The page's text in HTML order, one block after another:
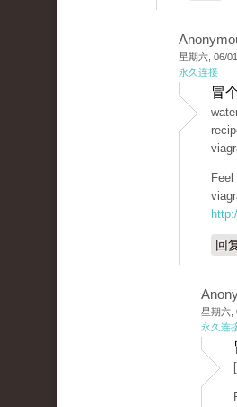
星期六, 06/
永久连接
冒
回
星期六,
永久连